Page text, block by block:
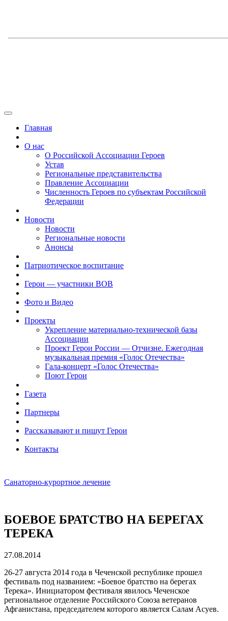
Главная
О нас
О Российской Ассоциации Героев
Устав
Региональные представительства
Правление Ассоциации
Численность Героев по субъектам Российской
Федерации
Новости
Новости
Региональные новости
Анонсы
Патриотическое воспитание
Герои — участники ВОВ
Фото и Видео
Проекты
Укрепление материально-технической базы
Ассоциации
Проект Герои России — Отчизне. Ежегодная
музыкальная премия «Голос Отечества»
Гала-концерт «Голос Отечества»
Поют Герои
Газета
Партнеры
Рассказывают и пишут Герои
Контакты
Санаторно-курортное лечение
БОЕВОЕ БРАТСТВО НА БЕРЕГАХ
ТЕРЕКА
27.08.2014
26-27 августа 2014 года в Чеченской республике прошел
фестиваль под названием: «Боевое братство на берегах
Терека». Инициатором фестиваля явилось Чеченское
региональное отделение Российского Союза ветеранов
Афганистана, председателем которого является Салам Асуев.